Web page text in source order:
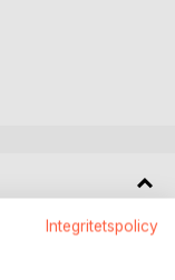
at work.
Integritetspolicy